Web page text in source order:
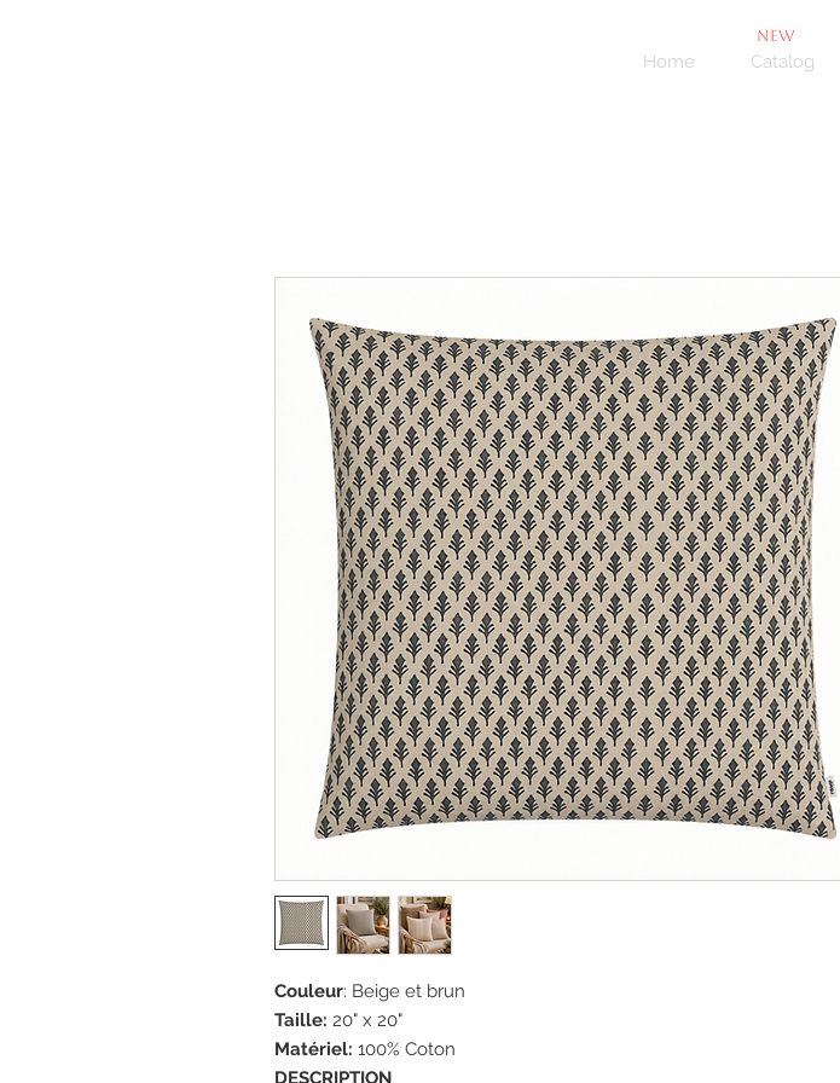
NEW
Home Catalog
Couleur: Beige et brun
Taille: 20" x 20"
Matériel: 100% Coton
DESCRIPTION